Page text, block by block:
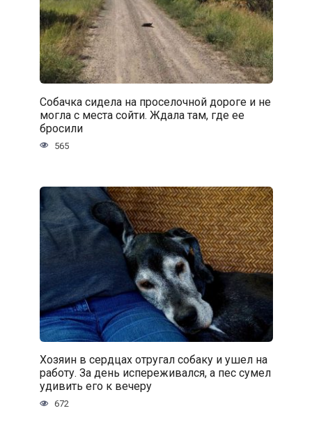
Собачка сидела на проселочной дороге и не
могла с места сойти. Ждала там, где ее
бросили
565
Хозяин в сердцах отругал собаку и ушел на
работу. За день испереживался, а пес сумел
удивить его к вечеру
672